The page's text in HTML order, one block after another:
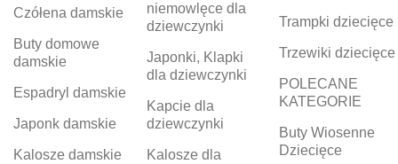
Czółena damskie
Buty domowe
damskie
Espadryl damskie
Japonk damskie
Kalosze damskie
niemowlęce dla
dziewczynki
Japonki, Klapki
dla dziewczynki
Kapcie dla
dziewczynki
Kalosze dla
Trampki dziecięce
Trzewiki dziecięce
POLECANE
KATEGORIE
Buty Wiosenne
Dziecięce